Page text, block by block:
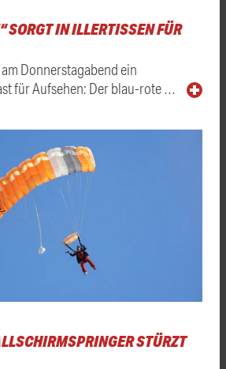
SORGT IN ILLERTISSEN FÜR
Donnerstagabend ein
für Aufsehen: Der blau-rote …
STÜRZT